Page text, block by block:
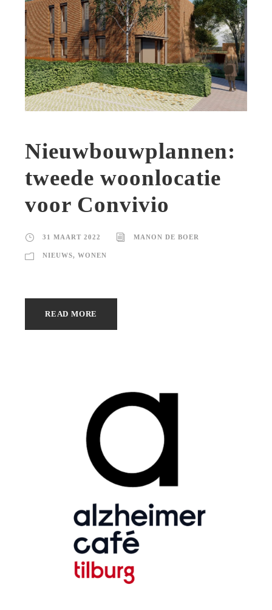
Nieuwbouwplannen:
tweede woonlocatie
voor Convivio
31 MAART 2022 MANON DE BOER
NIEUWS, WONEN
READ MORE